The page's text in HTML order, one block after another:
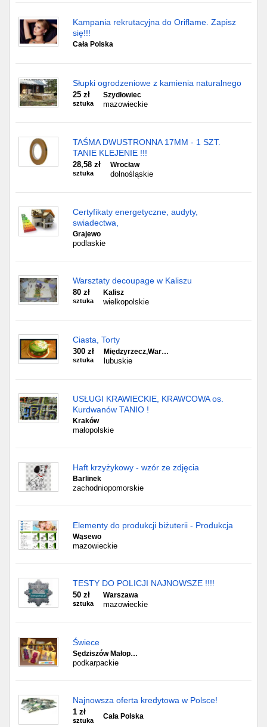
Kampania rekrutacyjna do Oriflame. Zapisz
się!!!
Cała Polska
Słupki ogrodzeniowe z kamienia naturalnego
25 zł
sztuka
Szydłowiec
mazowieckie
TAŚMA DWUSTRONNA 17MM - 1 SZT.
TANIE KLEJENIE !!!
28,58 zł
sztuka
Wrocław
dolnośląskie
Certyfikaty energetyczne, audyty,
swiadectwa,
Grajewo
podlaskie
Warsztaty decoupage w Kaliszu
80 zł
sztuka
Kalisz
wielkopolskie
Ciasta, Torty
300 zł
sztuka
Międzyrzecz,War…
lubuskie
USŁUGI KRAWIECKIE, KRAWCOWA os.
Kurdwanów TANIO !
Kraków
małopolskie
Haft krzyżykowy - wzór ze zdjęcia
Barlinek
zachodniopomorskie
Elementy do produkcji biżuterii - Produkcja
Wąsewo
mazowieckie
TESTY DO POLICJI NAJNOWSZE !!!!
50 zł
sztuka
Warszawa
mazowieckie
Świece
Sędziszów Małop…
podkarpackie
Najnowsza oferta kredytowa w Polsce!
1 zł
sztuka
Cała Polska